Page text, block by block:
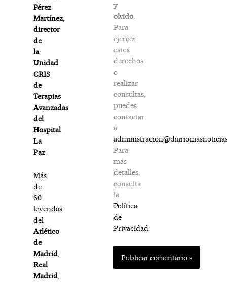
Pérez
Martínez,
director
de
la
Unidad
CRIS
de
Terapias
Avanzadas
del
Hospital
La
Paz
Más
de
60
leyendas
del
Atlético
de
Madrid,
Real
Madrid,
y
olvido.
Para
ejercer
estos
derechos
o
realizar
consultas,
puedes
contactar
a
Para
más
detalles,
consulta
la
Política
de
Privacidad